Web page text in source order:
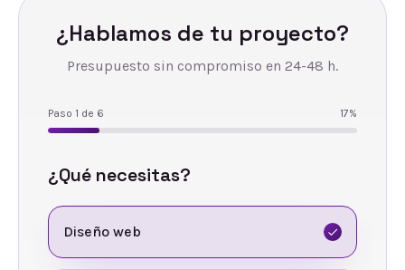
¿Hablamos de tu proyecto?
Presupuesto sin compromiso en 24-48 h.
Paso 1 de 6 17%
¿Qué necesitas?
Diseño web